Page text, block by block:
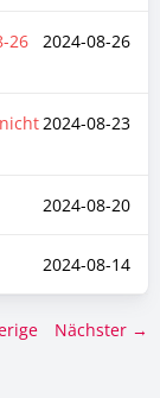
2024-08-26
26
2024-08-23
2024-08-20
2024-08-14
Nächster →